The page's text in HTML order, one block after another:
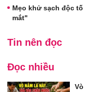
Mẹo khử sạch độc
mắt"
Tin nên đọc
Đọc nhiều